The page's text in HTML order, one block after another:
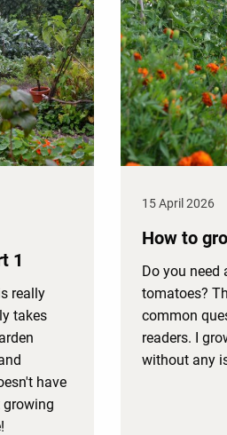
1
really
takes
have
15 April 2026
How to
Do you need
tomatoes?
common
readers. I
without any